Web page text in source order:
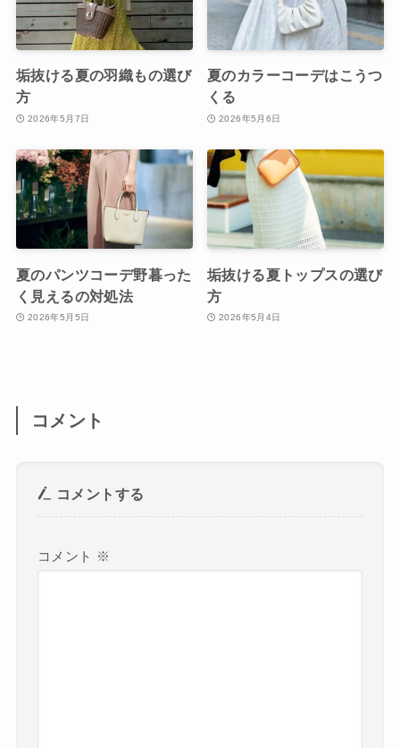
垢抜ける夏の羽織もの選び
方
2026年5月7日
夏のカラーコーデはこうつ
くる
2026年5月6日
夏のパンツコーデ野暮った
く見えるの対処法
2026年5月5日
垢抜ける夏トップスの選び
方
2026年5月4日
コメント
コメントする
コメント ※